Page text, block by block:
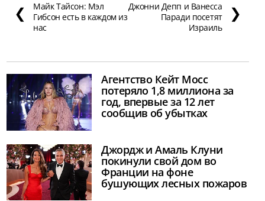
❮
Майк Тайсон: Мэл
Гибсон есть в каждом из
нас
Джонни Депп и Ванесса
Паради посетят
Израиль
❯
Агентство Кейт Мосс
потеряло 1,8 миллиона за
год, впервые за 12 лет
сообщив об убытках
Джордж и Амаль Клуни
покинули свой дом во
Франции на фоне
бушующих лесных пожаров